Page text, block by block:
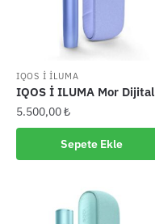
IQOS İ İLUMA
IQOS İ ILUMA Mor Dijital
5.500,00₺
Sepete Ekle